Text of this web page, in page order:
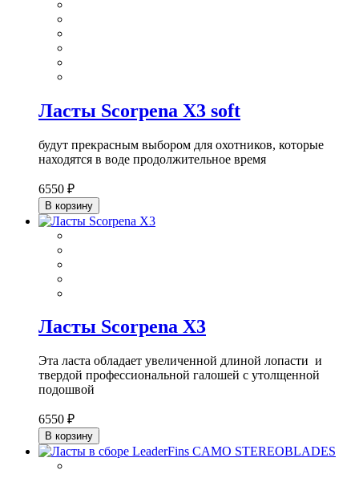
Ласты Scorpena X3 soft
будут прекрасным выбором для охотников, которые
находятся в воде продолжительное время
6550 ₽
В корзину
Ласты Scorpena X3
Эта ласта обладает увеличенной длиной лопасти и
твердой профессиональной галошей с утолщенной
подошвой
6550 ₽
В корзину